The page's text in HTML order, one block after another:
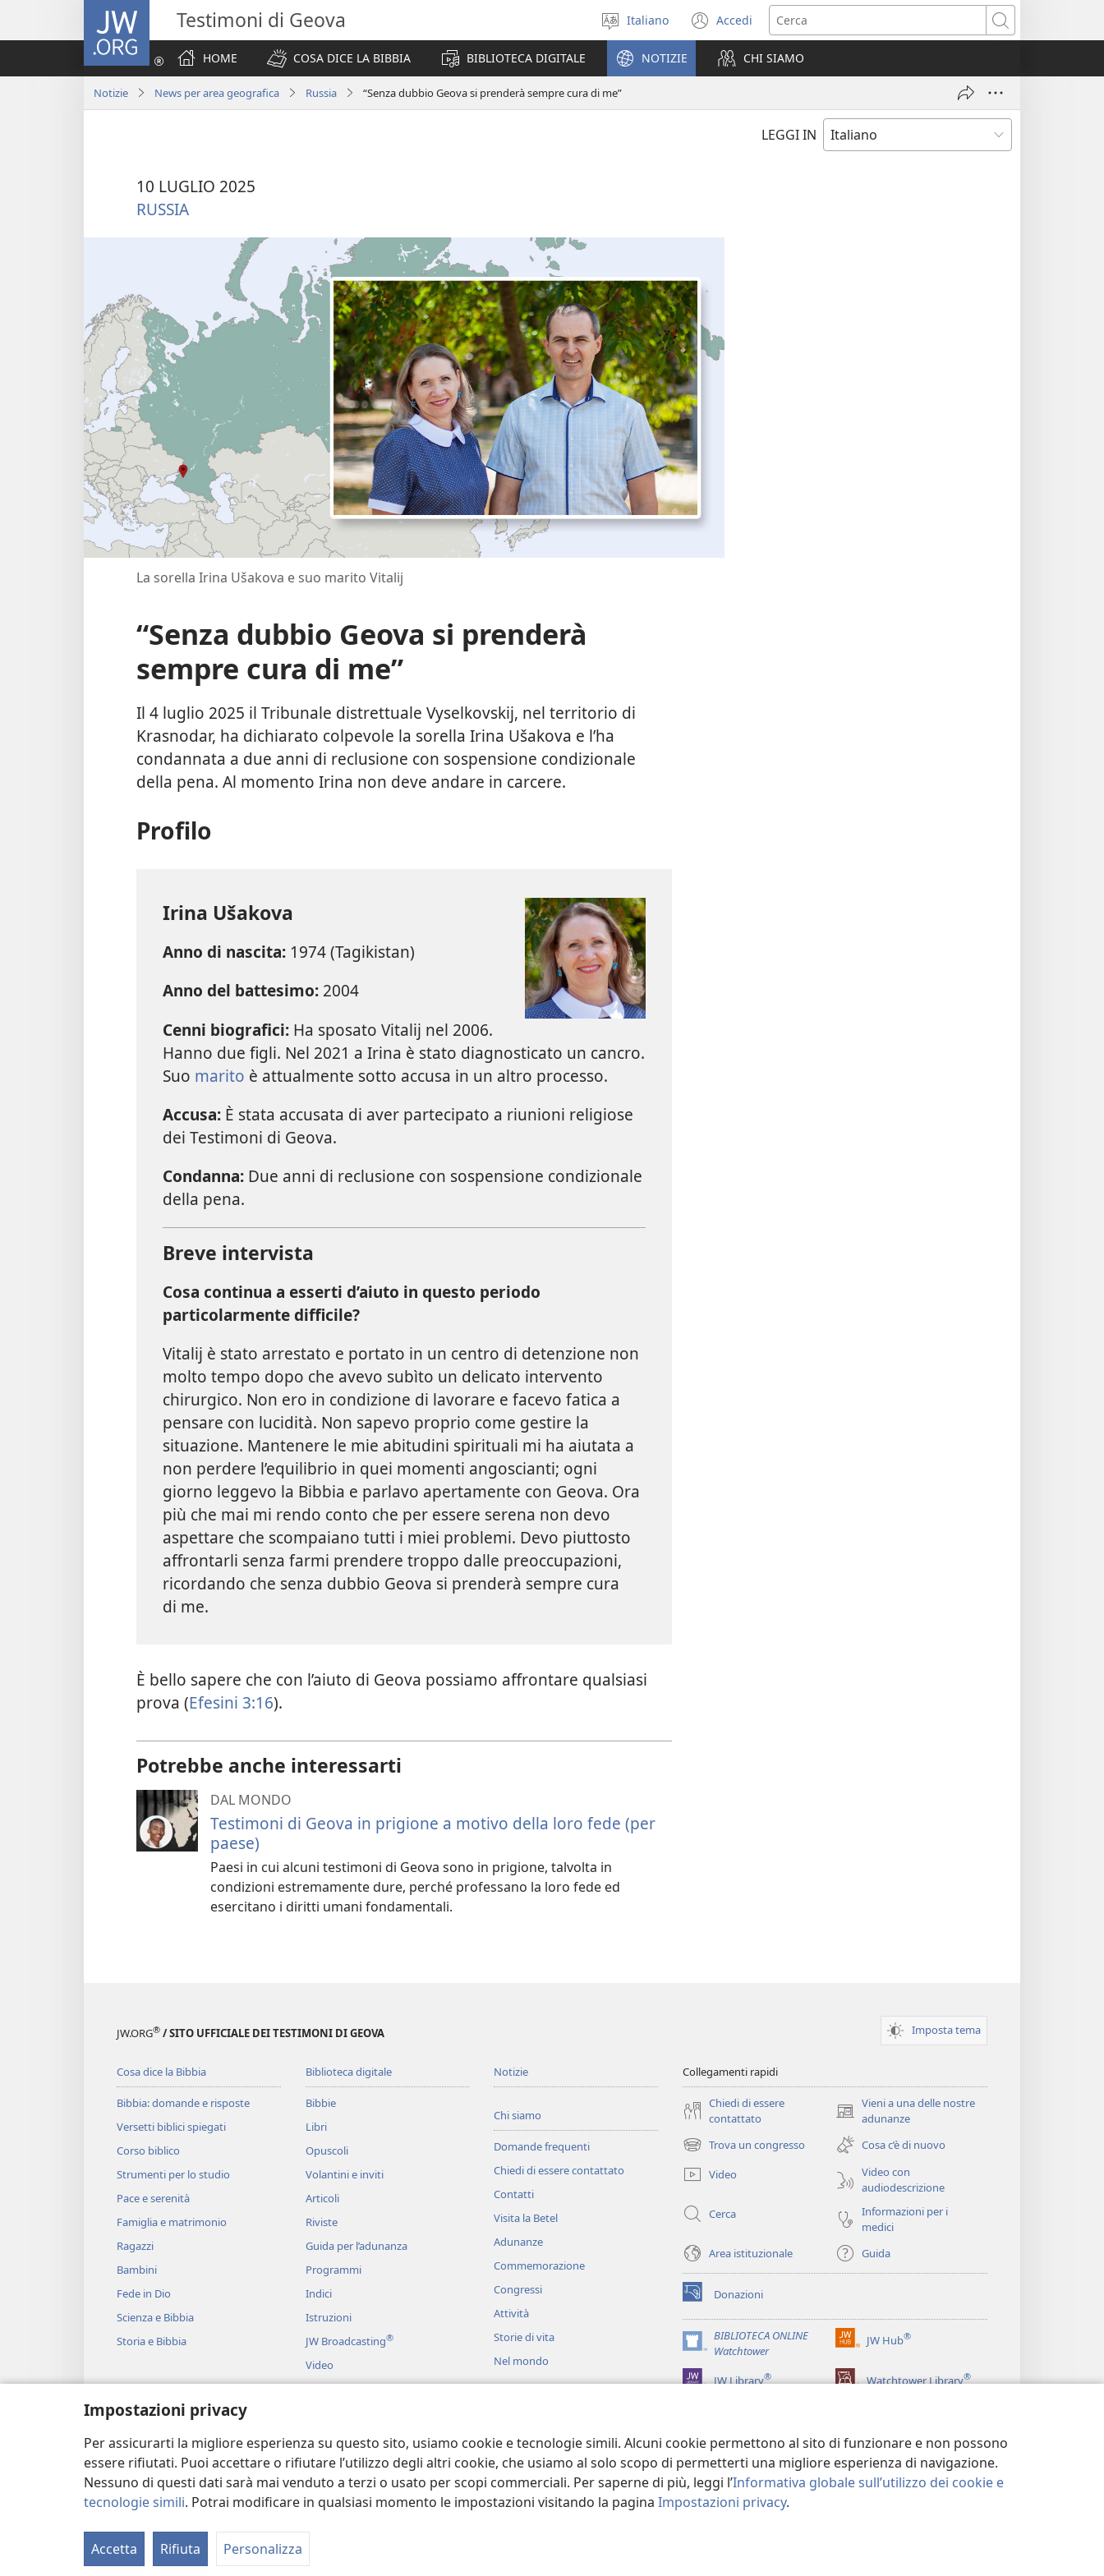
Impostazioni privacy
Per assicurarti la migliore esperienza su questo sito, usiamo cookie e tecnologie simili. Alcuni cookie permettono al sito di funzionare e non possono
essere rifiutati. Puoi accettare o rifiutare l’utilizzo degli altri cookie, che usiamo al solo scopo di permetterti una migliore esperienza di navigazione.
Nessuno di questi dati sarà mai venduto a terzi o usato per scopi commerciali. Per saperne di più, leggi l’Informativa globale sull’utilizzo dei cookie e
tecnologie simili. Potrai modificare in qualsiasi momento le impostazioni visitando la pagina Impostazioni privacy.
Accetta Rifiuta Personalizza
JW.ORG Testimoni di Geova
Seleziona
la
lingua
Italiano Accedi
(apre
una
nuova
finestra)
Cerca
HOME
COSA DICE LA BIBBIA BIBLIOTECA DIGITALE NOTIZIE CHI SIAMO
Notizie News per area geografica Russia “Senza dubbio Geova si prenderà sempre cura di me”
LEGGI IN
10 LUGLIO 2025
RUSSIA
La sorella Irina Ušakova e suo marito Vitalij
“Senza dubbio Geova si prenderà
sempre cura di me”
Il 4 luglio 2025 il Tribunale distrettuale Vyselkovskij, nel territorio di
Krasnodar, ha dichiarato colpevole la sorella Irina Ušakova e l’ha
condannata a due anni di reclusione con sospensione condizionale
della pena. Al momento Irina non deve andare in carcere.
Profilo
Irina Ušakova
Anno di nascita: 1974 (Tagikistan)
Anno del battesimo: 2004
Cenni biografici: Ha sposato Vitalij nel 2006.
Hanno due figli. Nel 2021 a Irina è stato diagnosticato un cancro.
Suo marito è attualmente sotto accusa in un altro processo.
Accusa: È stata accusata di aver partecipato a riunioni religiose
dei Testimoni di Geova.
Condanna: Due anni di reclusione con sospensione condizionale
della pena.
Breve intervista
Cosa continua a esserti d’aiuto in questo periodo
particolarmente difficile?
Vitalij è stato arrestato e portato in un centro di detenzione non
molto tempo dopo che avevo subìto un delicato intervento
chirurgico. Non ero in condizione di lavorare e facevo fatica a
pensare con lucidità. Non sapevo proprio come gestire la
situazione. Mantenere le mie abitudini spirituali mi ha aiutata a
non perdere l’equilibrio in quei momenti angoscianti; ogni
giorno leggevo la Bibbia e parlavo apertamente con Geova. Ora
più che mai mi rendo conto che per essere serena non devo
aspettare che scompaiano tutti i miei problemi. Devo piuttosto
affrontarli senza farmi prendere troppo dalle preoccupazioni,
ricordando che senza dubbio Geova si prenderà sempre cura
di me.
È bello sapere che con l’aiuto di Geova possiamo affrontare qualsiasi
prova (Efesini 3:16).
Potrebbe anche interessarti
DAL MONDO
Testimoni di Geova in prigione a motivo della loro fede (per
paese)
Paesi in cui alcuni testimoni di Geova sono in prigione, talvolta in
condizioni estremamente dure, perché professano la loro fede ed
esercitano i diritti umani fondamentali.
JW.ORG® / SITO UFFICIALE DEI TESTIMONI DI GEOVA Imposta tema
Cosa dice la Bibbia
Bibbia: domande e risposte
Versetti biblici spiegati
Corso biblico
Strumenti per lo studio
Pace e serenità
Famiglia e matrimonio
Ragazzi
Bambini
Fede in Dio
Scienza e Bibbia
Storia e Bibbia
Biblioteca digitale
Bibbie
Libri
Opuscoli
Volantini e inviti
Articoli
Riviste
Guida per l’adunanza
Programmi
Indici
Istruzioni
JW Broadcasting®
Video
Musica
Brani biblici recitati
Notizie
Chi siamo
Domande frequenti
Chiedi di essere contattato
Contatti
Visita la Betel
Adunanze
Commemorazione
Congressi
Attività
Storie di vita
Nel mondo
Collegamenti rapidi
Chiedi di essere
contattato
Vieni a una delle nostre
adunanze
(apre
una
nuova
finestra)
Trova un congresso
(apre
una
nuova
Cosa c’è di nuovo
Video
Video con
audiodescrizione
Cerca
Informazioni per i
medici
Area istituzionale
Guida
Donazioni
(apre
una
nuova
finestra)
BIBLIOTECA ONLINE
Watchtower
(apre
una
nuova
JW Hub®
(apre
nuova
JW Library® Watchtower Library®
© 2026 Watch Tower Bible and Tract Society of Pennsylvania. CONDIZIONI D’USO | INFORMATIVA SULLA PRIVACY